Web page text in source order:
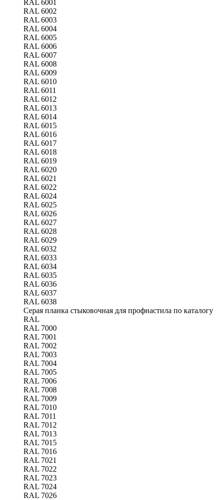
RAL 6001
RAL 6002
RAL 6003
RAL 6004
RAL 6005
RAL 6006
RAL 6007
RAL 6008
RAL 6009
RAL 6010
RAL 6011
RAL 6012
RAL 6013
RAL 6014
RAL 6015
RAL 6016
RAL 6017
RAL 6018
RAL 6019
RAL 6020
RAL 6021
RAL 6022
RAL 6024
RAL 6025
RAL 6026
RAL 6027
RAL 6028
RAL 6029
RAL 6032
RAL 6033
RAL 6034
RAL 6035
RAL 6036
RAL 6037
RAL 6038
Серая планка стыковочная для профнастила по каталогу
RAL
RAL 7000
RAL 7001
RAL 7002
RAL 7003
RAL 7004
RAL 7005
RAL 7006
RAL 7008
RAL 7009
RAL 7010
RAL 7011
RAL 7012
RAL 7013
RAL 7015
RAL 7016
RAL 7021
RAL 7022
RAL 7023
RAL 7024
RAL 7026